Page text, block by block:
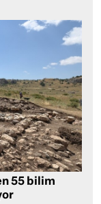
55 bilim